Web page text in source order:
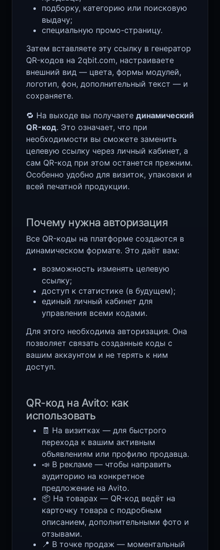
подборку, категорию или поисковую
выдачу;
специальную промо-страницу.
Затем вставляете эту ссылку в генератор
QR-кодов на 2qbit.com, настраиваете
внешний вид — цвета, формы модулей,
логотип, фон, дополнительный текст — и
сохраняете.
🔁 На выходе вы получаете динамический
QR-код. Это означает, что при
необходимости вы сможете заменить
целевую ссылку через личный кабинет, а
сам QR-код при этом останется прежним.
Особенно удобно для визиток, упаковки и
всей печатной продукции.
Почему нужна авторизация
Все QR-коды на платформе создаются в
динамическом формате. Это даёт вам:
возможность изменять целевую
ссылку;
доступ к статистике (в будущем);
единый личный кабинет для
управления всеми кодами.
Для этого необходима авторизация. Она
позволяет связать созданные коды с
вашим аккаунтом и не терять к ним
доступ.
QR-код на Avito: как
использовать
🧾 На визитках — для быстрого
перехода к вашим активным
объявлениям или профилю продавца.
📣 В рекламе — чтобы направить
аудиторию на конкретное
предложение на Avito.
📦 На товарах — QR-код ведёт на
карточку товара с подробным
описанием, дополнительными фото и
отзывами.
📍 В точке продаж — моментальный